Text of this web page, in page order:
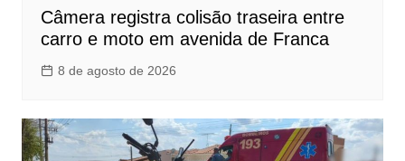
Câmera registra colisão traseira entre
carro e moto em avenida de Franca
8 de agosto de 2026